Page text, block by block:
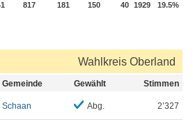
817 181 150 40 1929 19.5%
Wahlkreis Oberland
Gemeinde Gewählt Stimmen
Schaan Abg. 2’327